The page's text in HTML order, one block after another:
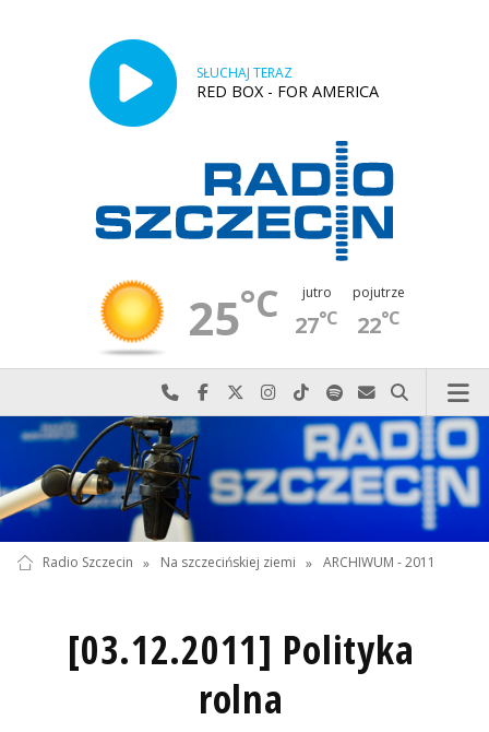
SŁUCHAJ TERAZ
RED BOX - FOR AMERICA
25°C jutro
27°C
pojutrze
22°C
Najlepiej po prostu do nas zadzwoń
Odwiedź nas na Facebook-u
Odwiedź nas na X
Odwiedź nas na Instagram-ie
Odwiedź nas na TikTok-u
Szukaj nas na Spotify
Wyślij do nas
Szukaj
Radio Szczecin » Na szczecińskiej ziemi » ARCHIWUM - 2011
[03.12.2011] Polityka
rolna